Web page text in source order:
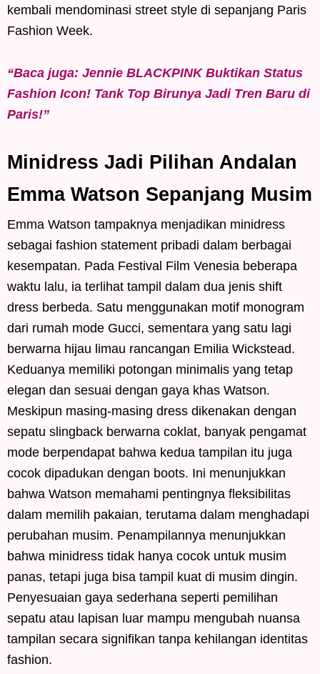
kembali mendominasi street style di sepanjang Paris
Fashion Week.
“Baca juga: Jennie BLACKPINK Buktikan Status
Fashion Icon! Tank Top Birunya Jadi Tren Baru di
Paris!”
Minidress Jadi Pilihan Andalan
Emma Watson Sepanjang Musim
Emma Watson tampaknya menjadikan minidress
sebagai fashion statement pribadi dalam berbagai
kesempatan. Pada Festival Film Venesia beberapa
waktu lalu, ia terlihat tampil dalam dua jenis shift
dress berbeda. Satu menggunakan motif monogram
dari rumah mode Gucci, sementara yang satu lagi
berwarna hijau limau rancangan Emilia Wickstead.
Keduanya memiliki potongan minimalis yang tetap
elegan dan sesuai dengan gaya khas Watson.
Meskipun masing-masing dress dikenakan dengan
sepatu slingback berwarna coklat, banyak pengamat
mode berpendapat bahwa kedua tampilan itu juga
cocok dipadukan dengan boots. Ini menunjukkan
bahwa Watson memahami pentingnya fleksibilitas
dalam memilih pakaian, terutama dalam menghadapi
perubahan musim. Penampilannya menunjukkan
bahwa minidress tidak hanya cocok untuk musim
panas, tetapi juga bisa tampil kuat di musim dingin.
Penyesuaian gaya sederhana seperti pemilihan
sepatu atau lapisan luar mampu mengubah nuansa
tampilan secara signifikan tanpa kehilangan identitas
fashion.